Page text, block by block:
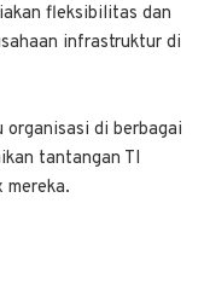
fleksibilitas dan
infrastruktur di
organisasi di berbagai
tantangan TI
mereka.